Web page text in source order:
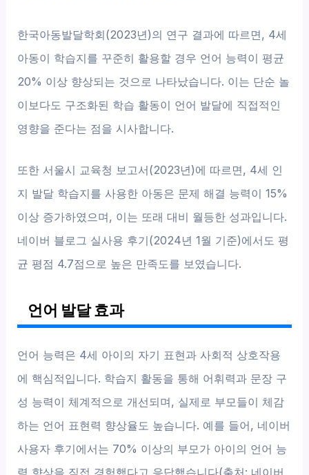
한국아동발달학회(2023년)의 연구 결과에 따르면, 4세
아동이 학습지를 꾸준히 활용할 경우 언어 능력이 평균
20% 이상 향상되는 것으로 나타났습니다. 이는 단순 놀
이보다도 구조화된 학습 활동이 언어 발달에 직접적인
영향을 준다는 점을 시사합니다.
또한 서울시 교육청 보고서(2023년)에 따르면, 4세 인
지 발달 학습지를 사용한 아동은 문제 해결 능력이 15%
이상 증가하였으며, 이는 또래 대비 월등한 성과입니다.
네이버 블로그 실사용 후기(2024년 1월 기준)에서도 평
균 평점 4.7점으로 높은 만족도를 보였습니다.
언어 발달 효과
언어 능력은 4세 아이의 자기 표현과 사회적 상호작용
에 핵심적입니다. 학습지 활동을 통해 어휘력과 문장 구
성 능력이 체계적으로 개선되며, 실제로 부모들이 체감
하는 언어 표현력 향상율도 높습니다. 예를 들어, 네이버
사용자 후기에서는 70% 이상의 부모가 아이의 언어 능